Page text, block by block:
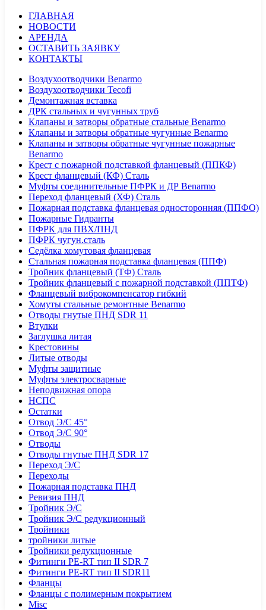
ГЛАВНАЯ
НОВОСТИ
АРЕНДА
ОСТАВИТЬ ЗАЯВКУ
КОНТАКТЫ
Воздухоотводчики Benarmo
Воздухоотводчики Tecofi
Демонтажная вставка
ДРК стальных и чугунных труб
Клапаны и затворы обратные стальные Benarmo
Клапаны и затворы обратные чугунные Benarmo
Клапаны и затворы обратные чугунные пожарные
Benarmo
Крест с пожарной подставкой фланцевый (ППКФ)
Крест фланцевый (КФ) Сталь
Муфты соединительные ПФРК и ДР Benarmo
Переход фланцевый (ХФ) Сталь
Пожарная подставка фланцевая односторонняя (ППФО)
Пожарные Гидранты
ПФРК для ПВХ/ПНД
ПФРК чугун.сталь
Седёлка хомутовая фланцевая
Стальная пожарная подставка фланцевая (ППФ)
Тройник фланцевый (ТФ) Сталь
Тройник фланцевый с пожарной подставкой (ППТФ)
Фланцевый виброкомпенсатор гибкий
Хомуты стальные ремонтные Benarmo
Отводы гнутые ПНД SDR 11
Втулки
Заглушка литая
Крестовины
Литые отводы
Муфты защитные
Муфты электросварные
Неподвижная опора
НСПС
Остатки
Отвод Э/С 45°
Отвод Э/С 90°
Отводы
Отводы гнутые ПНД SDR 17
Переход Э/С
Переходы
Пожарная подставка ПНД
Ревизия ПНД
Тройник Э/С
Тройник Э/С редукционный
Тройники
тройники литые
Тройники редукционные
Фитинги PE-RT тип II SDR 7
Фитинги PE-RT тип II SDR11
Фланцы
Фланцы с полимерным покрытием
Misc